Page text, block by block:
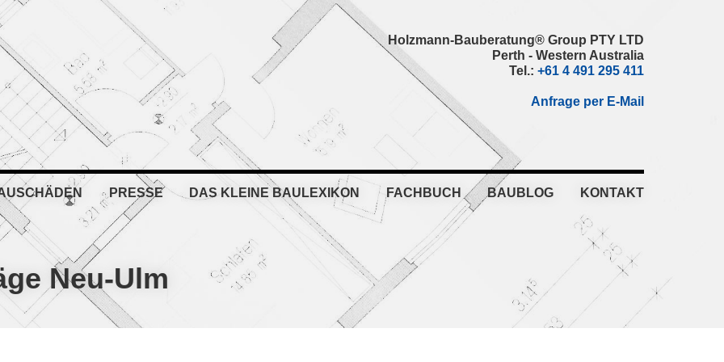
Holzmann-Bauberatung® Group PTY LTD
Perth - Western Australia
Tel.: +61 4 491 295 411
Anfrage per E-Mail
PRESSE DAS KLEINE BAULEXIKON FACHBUCH BAUBLOG KONTAKT
Neu-Ulm